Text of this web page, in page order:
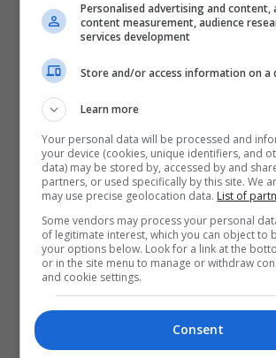
Granit Xhaka
Premier League Ian
Personalised advertising and content,
content measurement, audience
services development
Store and/or access information on a
Learn more
Your personal data will be processed and
your device (cookies, unique identifiers, and
data) may be stored by, accessed by and
partners, or used specifically by this site. We
may use precise geolocation data. List of
Some vendors may process your personal
of legitimate interest, which you can object to
your options below. Look for a link at the
or in the site menu to manage or withdraw
and cookie settings.
Consent